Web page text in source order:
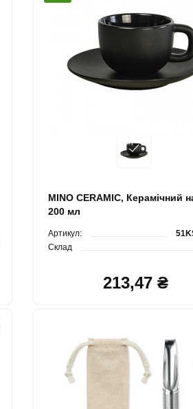
MINO CERAMIC, Керамічний
200 мл
Артикул:
Склад
213,47 ₴